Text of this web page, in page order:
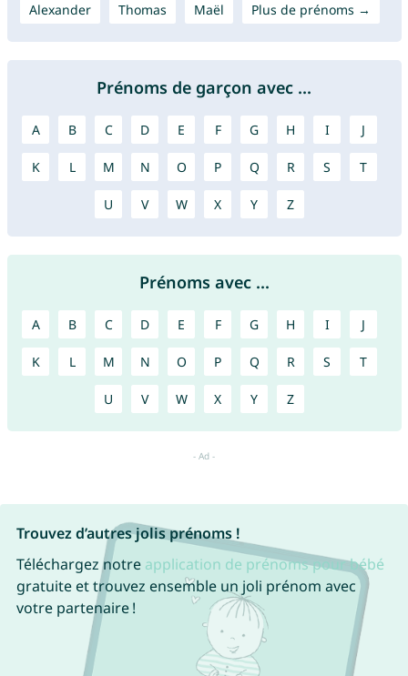
Alexander Thomas Maël Plus de prénoms →
Prénoms de garçon avec ...
A B C D E F G H I J
K L M N O P Q R S T
U V W X Y Z
Prénoms avec ...
A B C D E F G H I J
K L M N O P Q R S T
U V W X Y Z
Trouvez d’autres jolis prénoms !
Téléchargez notre application de prénoms pour bébé
gratuite et trouvez ensemble un joli prénom avec
votre partenaire !